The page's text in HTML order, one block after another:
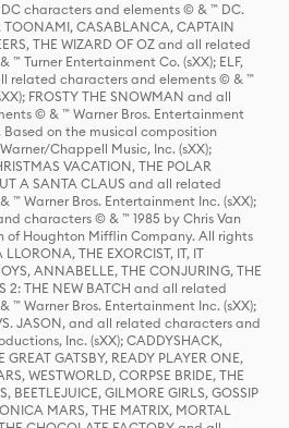
characters and elements © & ™ DC.
TOONAMI, CASABLANCA, CAPTAIN
THE WIZARD OF OZ and all related
Turner Entertainment Co. (sXX); ELF,
related characters and elements © & ™
FROSTY THE SNOWMAN and all
© & ™ Warner Bros. Entertainment
Based on the musical composition
Chappell Music, Inc. (sXX);
VACATION, THE POLAR
A SANTA CLAUS and all related
Warner Bros. Entertainment Inc. (sXX);
characters © & ™ 1985 by Chris Van
of Houghton Mifflin Company. All rights
THE EXORCIST, IT, IT
ANNABELLE, THE CONJURING, THE
2: THE NEW BATCH and all related
Warner Bros. Entertainment Inc. (sXX);
VS. JASON, and all related characters and
Inc. (sXX); CADDYSHACK,
GATSBY, READY PLAYER ONE,
WESTWORLD, CORPSE BRIDE, THE
BEETLEJUICE, GILMORE GIRLS, GOSSIP
MARS, THE MATRIX, MORTAL